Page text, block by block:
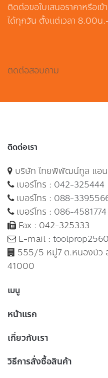
ติดต่อขอใบเสนอราคาหรือเ
ได้ทุกวัน ตั้งแต่เวลา 8.00น
ติดต่อสอบถาม
ติดต่อเรา
บริษัท ไทยพิพัฒน์ทูล แอน
เบอร์โทร : 042-325444
เบอร์โทร : 088-
เบอร์โทร : 086-4581774
Fax : 042-325333
E-mail :
555/5 หมู่7 ต.หนองบัว
41000
เมนู
หน้าแรก
เกี่ยวกับเรา
วิธีการสั่งซื้อสินค้า